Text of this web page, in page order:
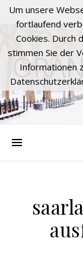
Um unsere
fortlaufend
Cookies. Durch
stimmen Sie der
Informationen